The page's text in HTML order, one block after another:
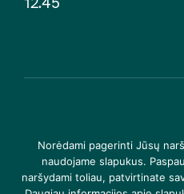
saugomos |
Norėdami pagerinti Jūsų
naudojame slapukus.
naršydami toliau, patvirtinate